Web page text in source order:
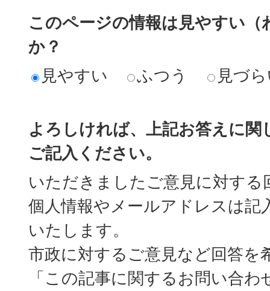
このページの情報は見やすい
か？
見やすい
ふつう 見づ
よろしければ、上記お答えに関
ご記入ください。
いただきましたご意見に対する
個人情報やメールアドレスは記
いたします。
市政に対するご意見など回答を
「この記事に関するお問い合